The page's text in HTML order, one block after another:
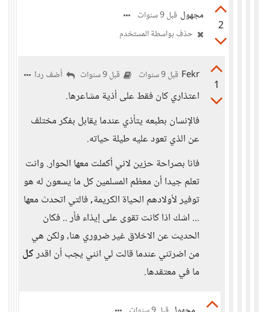
2
مجهول قبل 9 سنوات
حذف بواسطة المستخدم
1
Fekr قبل 9 سنوات قبل 9 سنوات أضف ردا
اعتذاري كان فقط على أذية مشاعرها.
فالإنسان بطبعه يتأذي عندما يقابل بفكر مختلف
عن الذي تعود عليه طيلة حياته.
فانا بصراحة حزين لاني أكملت معها الحوار. وانت
تعلم جيدا أن معظم المسلمين كل ما يسعون له هو
توفير لأولادهم الحياة الكريمة, فالتي اتحدث معها
... اشك اذا كانت تقوى على إيذاء فأر .. فكان
الحديث عن الاخلاق غير ضروري هنا، ولكن هي
من اضرتني عندما قالت لي انني يجب أن اقدركل
ما في معتقدها.